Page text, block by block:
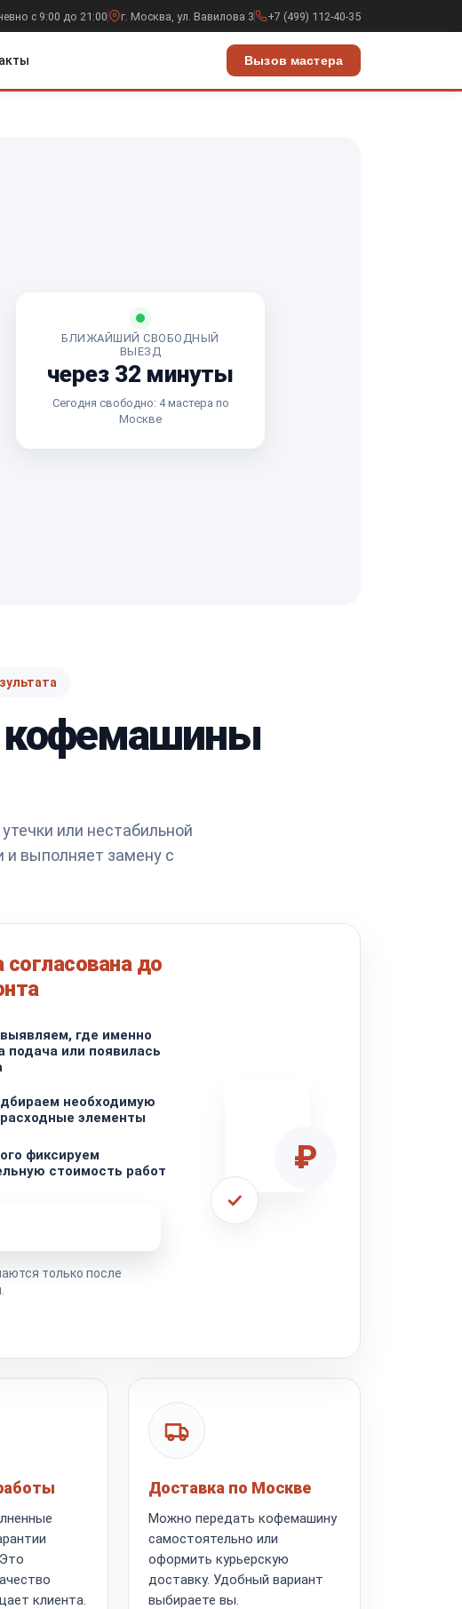
с 9:00 до 21:00 г. Москва, ул. Вавилова 3 +7 (499) 112-40-35
Вызов мастера
БЛИЖАЙШИЙ СВОБОДНЫЙ
ВЫЕЗД
через 32 минуты
Сегодня свободно: 4 мастера по
Москве
кофемашины
или нестабильной
выполняет замену с
согласована до
где именно
подача или появилась
необходимую
расходные элементы
фиксируем
стоимость работ
только после
₽
клиента.
Доставка по Москве
Можно передать кофемашину
самостоятельно или
оформить курьерскую
доставку. Удобный вариант
выбираете вы.